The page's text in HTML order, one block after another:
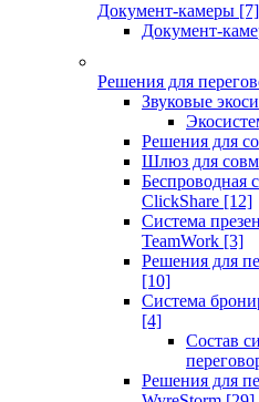
Документ-камеры [7]
Документ-
Решения для
Звуковые
Решения для
Шлюз для
Беспроводная
ClickShare [12]
Система
TeamWork [3]
Решения для
[10]
Система
[4]
Состав
Решения для